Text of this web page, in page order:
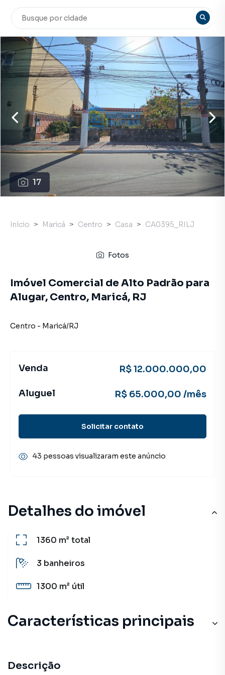
17
Detalhes do imóvel
1360 m²total
3 banheiros
1300 m² útil
Características principais
Descrição
Início Maricá Centro Casa CA0395_RILJ
Fotos
Imóvel Comercial de Alto Padrão para
Alugar, Centro, Maricá, RJ
Centro - Maricá/RJ
Venda R$ 12.000.000,00
Aluguel R$ 65.000,00 /mês
Solicitar contato
43 pessoas visualizaram este anúncio